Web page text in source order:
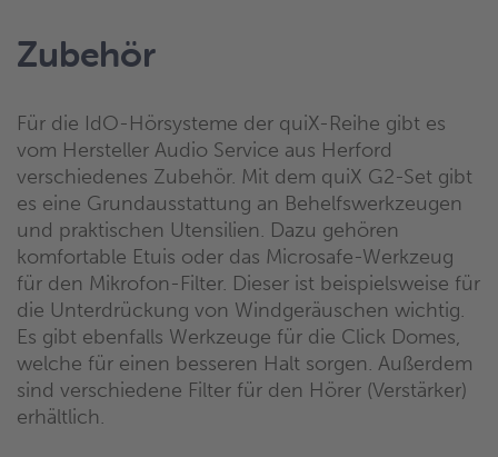
Zubehör
Für die IdO-Hörsysteme der quiX-Reihe gibt es
vom Hersteller Audio Service aus Herford
verschiedenes Zubehör. Mit dem quiX G2-Set gibt
es eine Grundausstattung an Behelfswerkzeugen
und praktischen Utensilien. Dazu gehören
komfortable Etuis oder das Microsafe-Werkzeug
für den Mikrofon-Filter. Dieser ist beispielsweise für
die Unterdrückung von Windgeräuschen wichtig.
Es gibt ebenfalls Werkzeuge für die Click Domes,
welche für einen besseren Halt sorgen. Außerdem
sind verschiedene Filter für den Hörer (Verstärker)
erhältlich.